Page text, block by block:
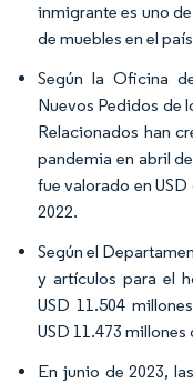
inmigrante es uno
de muebles en el
Según la Oficina
Nuevos Pedidos de
Relacionados han
pandemia en abril
fue valorado en
2022.
Según el
y artículos para el
USD 11.504
USD 11.473
En junio de 2023,